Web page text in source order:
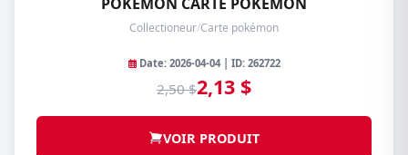
Collectioneur/Carte pokémon
Date: 2026-04-04 | ID: 262722
2,50 $2,13 $
VOIR PRODUIT